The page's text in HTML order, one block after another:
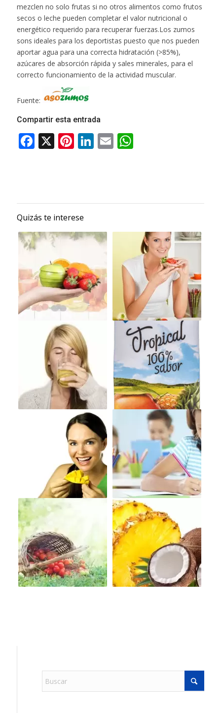
mezclen no solo frutas si no otros alimentos como frutos
secos o leche pueden completar el valor nutricional o
energético requerido para recuperar fuerzas.Los zumos
sons ideales para los deportistas puesto que nos pueden
aportar agua para una correcta hidratación (>85%),
azúcares de absorción rápida y sales minerales, para el
correcto funcionamiento de la actividad muscular.
Fuente:
Compartir esta entrada
Quizás te interese